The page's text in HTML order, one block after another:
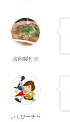
吉岡製作所
いくぴーチャ